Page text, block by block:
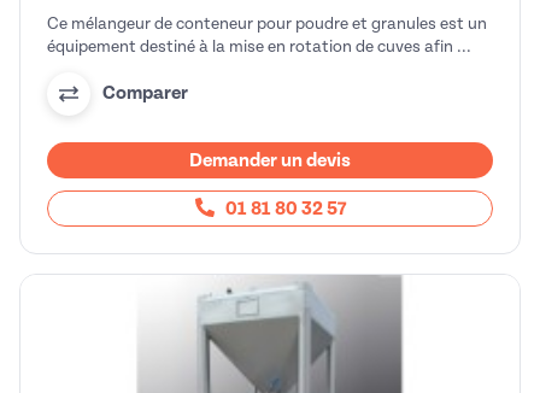
Ce mélangeur de conteneur pour poudre et granules est un
équipement destiné à la mise en rotation de cuves afin ...
Comparer
Demander un devis
01 81 80 32 57